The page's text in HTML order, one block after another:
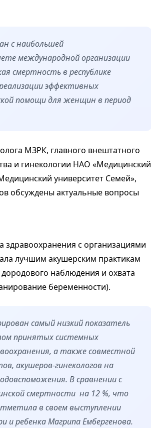
с наибольшей
международной организации
смертность в республике
эффективных
помощи для женщин в период
МЗРК, главного внештатного
и гинекологии НАО «Медицинский
университет Семей»,
обсуждены актуальные вопросы
здравоохранения с организациями
лучшим акушерским практикам
наблюдения и охвата
беременности).
самый низкий показатель
принятых системных
а также совместной
акушеров-гинекологов на
В сравнении с
смертности на 12 %, что
в своем выступлении
ребенка Магрипа Ембергенова.